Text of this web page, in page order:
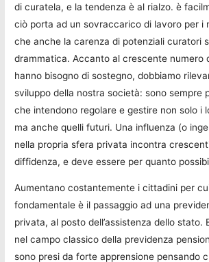
di curatela, e la tendenza è al rialzo. è
ciò porta ad un sovraccarico di lavoro per i
che anche la carenza di potenziali curatori
drammatica. Accanto al crescente numero
hanno bisogno di sostegno, dobbiamo
sviluppo della nostra società: sono sempre
che intendono regolare e gestire non solo i
ma anche quelli futuri. Una influenza (o
nella propria sfera privata incontra
diffidenza, e deve essere per quanto
Aumentano costantemente i cittadini per
fondamentale è il passaggio ad una
privata, al posto dell’assistenza dello stato.
nel campo classico della previdenza
sono presi da forte apprensione pensando